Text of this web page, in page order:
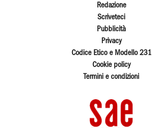
Redazione
Scriveteci
Pubblicità
Privacy
Codice Etico e Modello 231
Cookie policy
Termini e condizioni